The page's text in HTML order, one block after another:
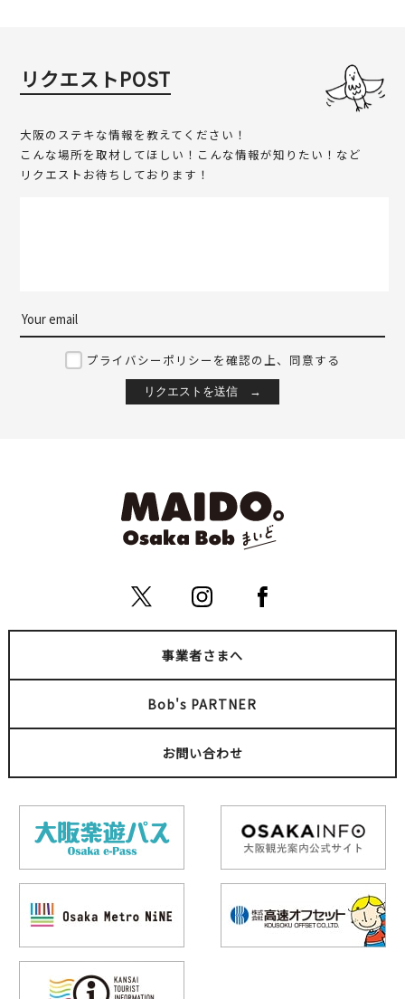
リクエストPOST
大阪のステキな情報を教えてください！
こんな場所を取材してほしい！こんな情報が知りたい！など
リクエストお待ちしております！
プライバシーポリシーを確認の上、同意する
事業者さまへ
Bob's PARTNER
お問い合わせ